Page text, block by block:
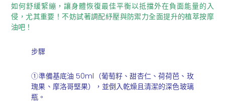
如何舒緩緊繃，讓身體恢復最佳平衡以抵擋外在負面能量的入
侵，尤其重要！不妨試著調配紓壓與防禦力全面提升的植萃按摩
油吧！
步驟
①準備基底油 50ml（葡萄籽、甜杏仁、荷荷芭、玫
瑰果、摩洛哥堅果），並倒入乾燥且清潔的深色玻璃
瓶。